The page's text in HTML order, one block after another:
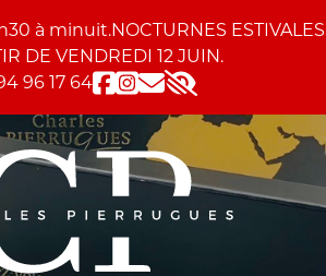
à minuit.NOCTURNES ESTIVALES
DE VENDREDI 12 JUIN.
96 17 64